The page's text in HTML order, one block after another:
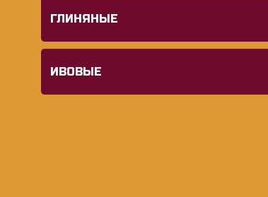
ГЛИНЯНЫЕ
ИВОВЫЕ